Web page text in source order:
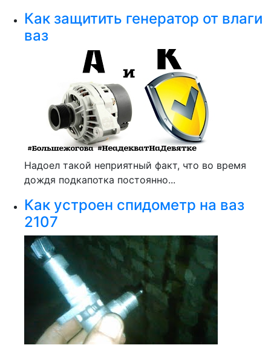
Как защитить генератор от влаги
ваз
Надоел такой неприятный факт, что во время
дождя подкапотка постоянно...
Как устроен спидометр на ваз
2107